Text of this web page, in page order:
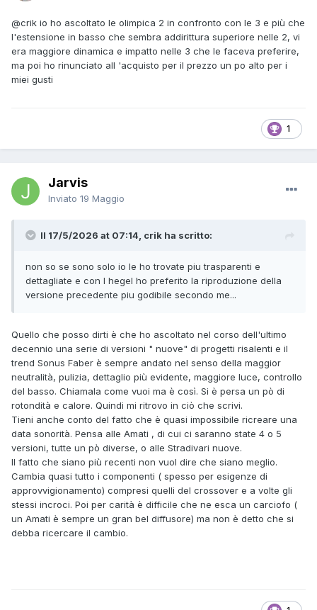
@crik io ho ascoltato le olimpica 2 in confronto con le 3 e più che
l'estensione in basso che sembra addirittura superiore nelle 2, vi
era maggiore dinamica e impatto nelle 3 che le faceva preferire,
ma poi ho rinunciato all 'acquisto per il prezzo un po alto per i
miei gusti
1
Jarvis
Inviato 19 Maggio
Il 17/5/2026 at 07:14, crik ha scritto:
non so se sono solo io le ho trovate piu trasparenti e
dettagliate e con l hegel ho preferito la riproduzione della
versione precedente piu godibile secondo me...
Quello che posso dirti è che ho ascoltato nel corso dell'ultimo
decennio una serie di versioni " nuove" di progetti risalenti e il
trend Sonus Faber è sempre andato nel senso della maggior
neutralità, pulizia, dettaglio più evidente, maggiore luce, controllo
del basso. Chiamala come vuoi ma è così. Si è persa un pò di
rotondità e calore. Quindi mi ritrovo in ciò che scrivi.
Tieni anche conto del fatto che è quasi impossibile ricreare una
data sonorità. Pensa alle Amati , di cui ci saranno state 4 o 5
versioni, tutte un pò diverse, o alle Stradivari nuove.
Il fatto che siano più recenti non vuol dire che siano meglio.
Cambia quasi tutto i componenti ( spesso per esigenze di
approvvigionamento) compresi quelli del crossover e a volte gli
stessi incroci. Poi per carità è difficile che ne esca un carciofo (
un Amati è sempre un gran bel diffusore) ma non è detto che si
debba ricercare il cambio.